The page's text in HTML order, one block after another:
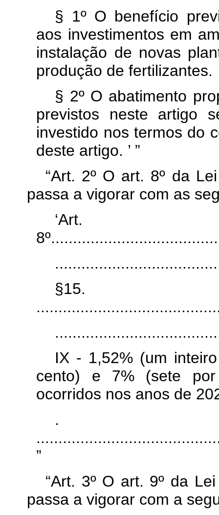
§ 1º O benefício
aos investimentos em
instalação de novas
produção de fertilizantes.
§ 2º O abatimento
previstos neste artigo
investido nos termos do
deste artigo. ’ ”
“Art. 2º O art. 8º da
passa a vigorar com as
‘Art.
§15.
IX - 1,52% (um
cento) e 7% (sete
ocorridos nos anos de
.
”
“Art. 3º O art. 9º da
passa a vigorar com a